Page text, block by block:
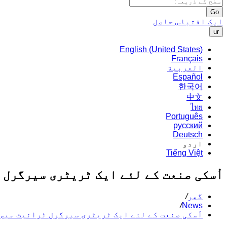
Go
ایک اقتباس حاصل
ur
English (United States)
Français
العربية
Español
한국어
中文
ไทย
Português
русский
Deutsch
اردو
Tiếng Việt
اُسکی صنعت کے لئے ایک ٹریٹری
گھر/
News
/
اُسکی صنعت کے لئے ایک ٹریٹری سیرگرل ٹرانیٹ